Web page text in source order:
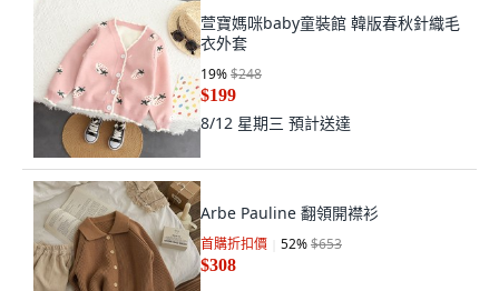
萱寶媽咪baby童裝館 韓版春秋針織毛
衣外套
19%$248
$199
8/12 星期三 預計送達
Arbe Pauline 翻領開襟衫
首購折扣價 52%$653
$308